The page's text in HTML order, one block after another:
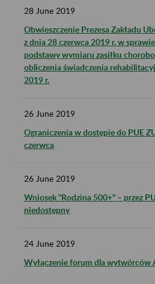
28 June 2019
Obwieszczenie Prezesa Zakładu
z dnia 28 czerwca 2019 r. w
podstawy wymiaru zasiłku
obliczenia świadczenia
2019 r.
26 June 2019
Ograniczenia w dostępie do PUE
czerwca
26 June 2019
Wniosek "Rodzina 500+" – przez
niedostępny
24 June 2019
Wyłączenie forum dla wytwórców